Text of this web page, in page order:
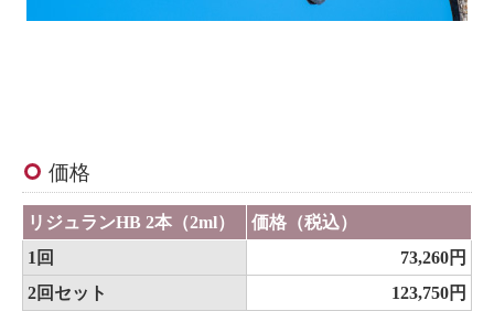
価格
リジュランHB 2本（2ml）
価格（税込）
1回
73,260円
2回セット
123,750円